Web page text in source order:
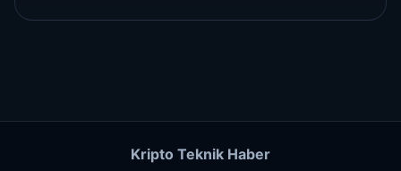
Kripto Teknik Haber